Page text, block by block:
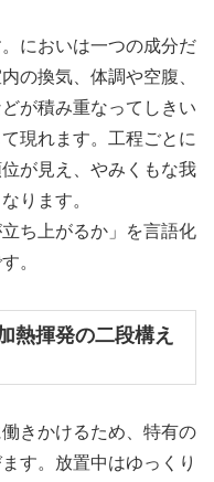
においは一つの成分だ
の換気、体調や空腹、
が積み重なってしきい
現れます。工程ごとに
が見え、やみくもな我
ります。
ち上がるか」を言語化
。
熱揮発の二段構え
きかけるため、特有の
す。放置中はゆっくり